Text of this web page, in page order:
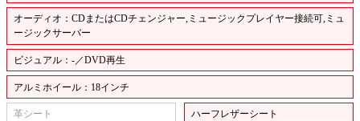
オーディオ：CDまたはCDチェンジャー,ミュージックプレイヤー接続可,ミュ
ージックサーバー
ビジュアル：-／DVD再生
アルミホイール：18インチ
革シート ハーフレザーシート